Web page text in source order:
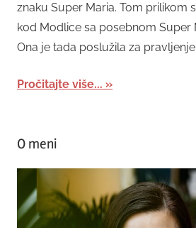
znaku Super Maria. Tom prilikom
kod Modlice sa posebnom Super
Ona je tada poslužila za
Pročitajte više...
O meni